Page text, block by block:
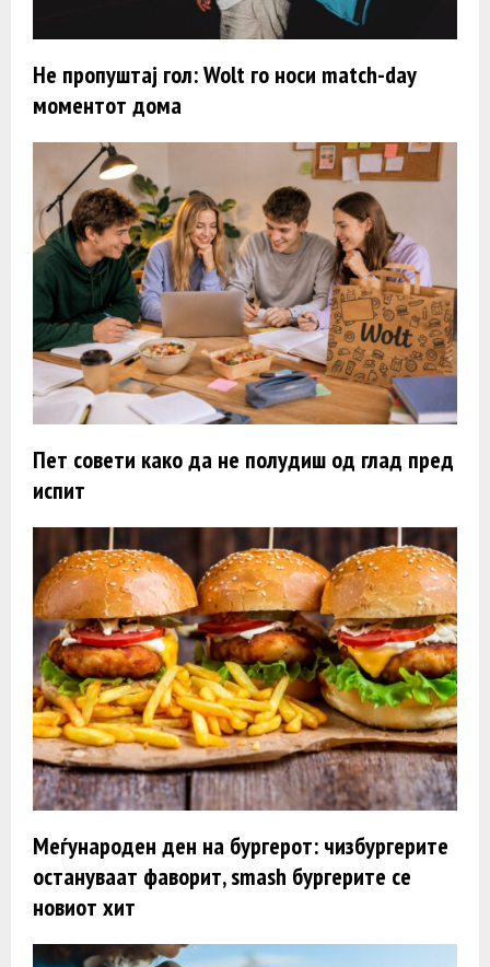
Не пропуштај гол: Wolt го носи match-day
моментот дома
Пет совети како да не полудиш од глад пред
испит
Меѓународен ден на бургерот: чизбургерите
остануваат фаворит, smash бургерите се
новиот хит